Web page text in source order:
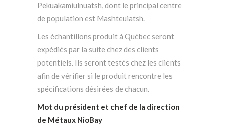
Pekuakamiulnuatsh, dont le principal centre
de population est Mashteuiatsh.
Les échantillons produit à Québec seront
expédiés par la suite chez des clients
potentiels. Ils seront testés chez les clients
afin de vérifier si le produit rencontre les
spécifications désirées de chacun.
Mot du président et chef de la direction
de Métaux NioBay